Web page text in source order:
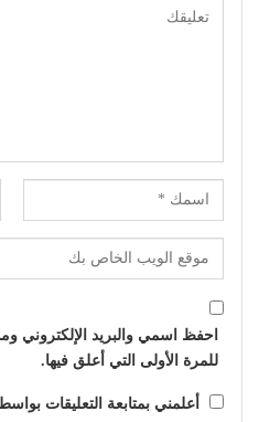
احفظ اسمي والبريد الإلكتروني
للمرة الأولى التي أعلق فيها.
أعلمني بمتابعة التعليقات